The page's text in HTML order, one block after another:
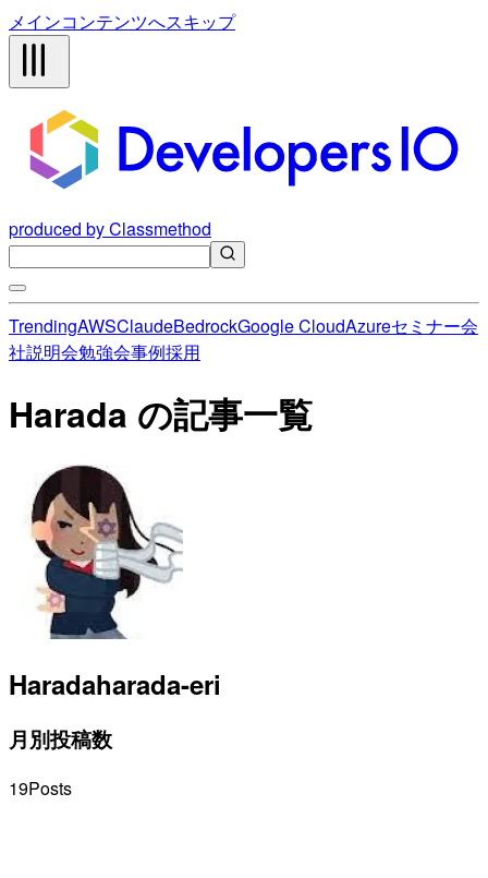
メインコンテンツへスキップ
produced by Classmethod
TrendingAWSClaudeBedrockGoogle CloudAzureセミナー会
社説明会勉強会事例採用
Harada の記事一覧
Haradaharada-eri
月別投稿数
19Posts